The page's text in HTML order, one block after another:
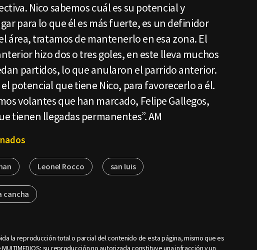
Nico sabemos cuál es su potencial y
para lo que él es más fuerte, es un definidor
área, tratamos de mantenerlo en esa zona. El
hizo dos o tres goles, en este lleva muchos
partidos, lo que anularon el parrido anterior.
potencial que tiene Nico, para favorecerlo a él.
volantes que han marcado, Felipe Gallegos,
tienen llegadas permanentes”. AM
Leonel Rocco san luis
cancha
la reproducción total o parcial del contenido de esta página, mismo que es
su reproducción no autorizada constituye una infracción y un